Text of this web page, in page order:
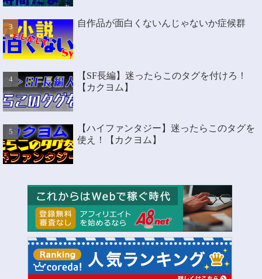
自作品が面白くないんじゃないか症候群
【SF長編】迷ったらこのタグを付けろ！
【カクヨム】
【ハイファンタジー】迷ったらこのタグを
使え！【カクヨム】